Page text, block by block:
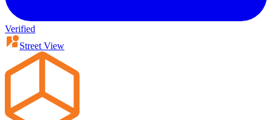
Verified
Street View